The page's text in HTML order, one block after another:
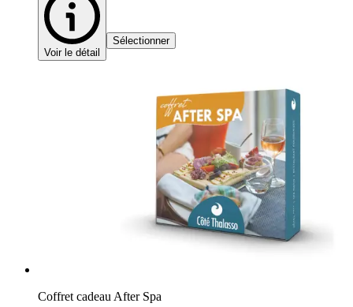
Voir le détail
Sélectionner
Coffret cadeau After Spa